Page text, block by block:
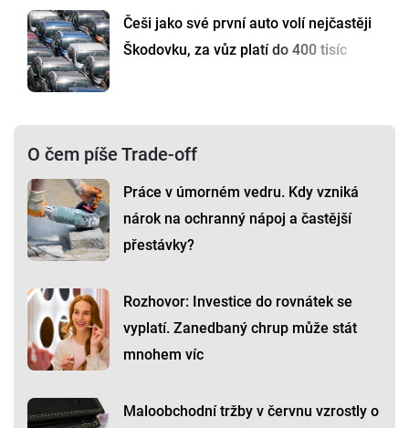
Češi jako své první auto volí nejčastěji
Škodovku, za vůz platí do 400 tisíc
O čem píše Trade-off
Práce v úmorném vedru. Kdy vzniká
nárok na ochranný nápoj a častější
přestávky?
Rozhovor: Investice do rovnátek se
vyplatí. Zanedbaný chrup může stát
mnohem víc
Maloobchodní tržby v červnu vzrostly o